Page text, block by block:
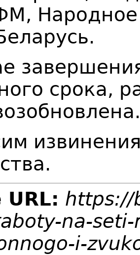
срока,
URL: https://
na-
i-